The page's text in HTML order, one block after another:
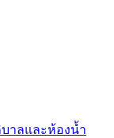
าลและห้องน้ำ
าลและห้องน้ำ